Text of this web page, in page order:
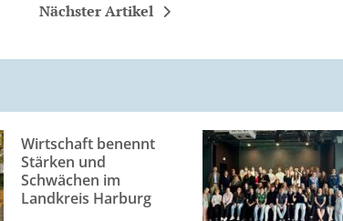
Nächster Artikel
Wirtschaft benennt
Stärken und
Schwächen im
Landkreis Harburg